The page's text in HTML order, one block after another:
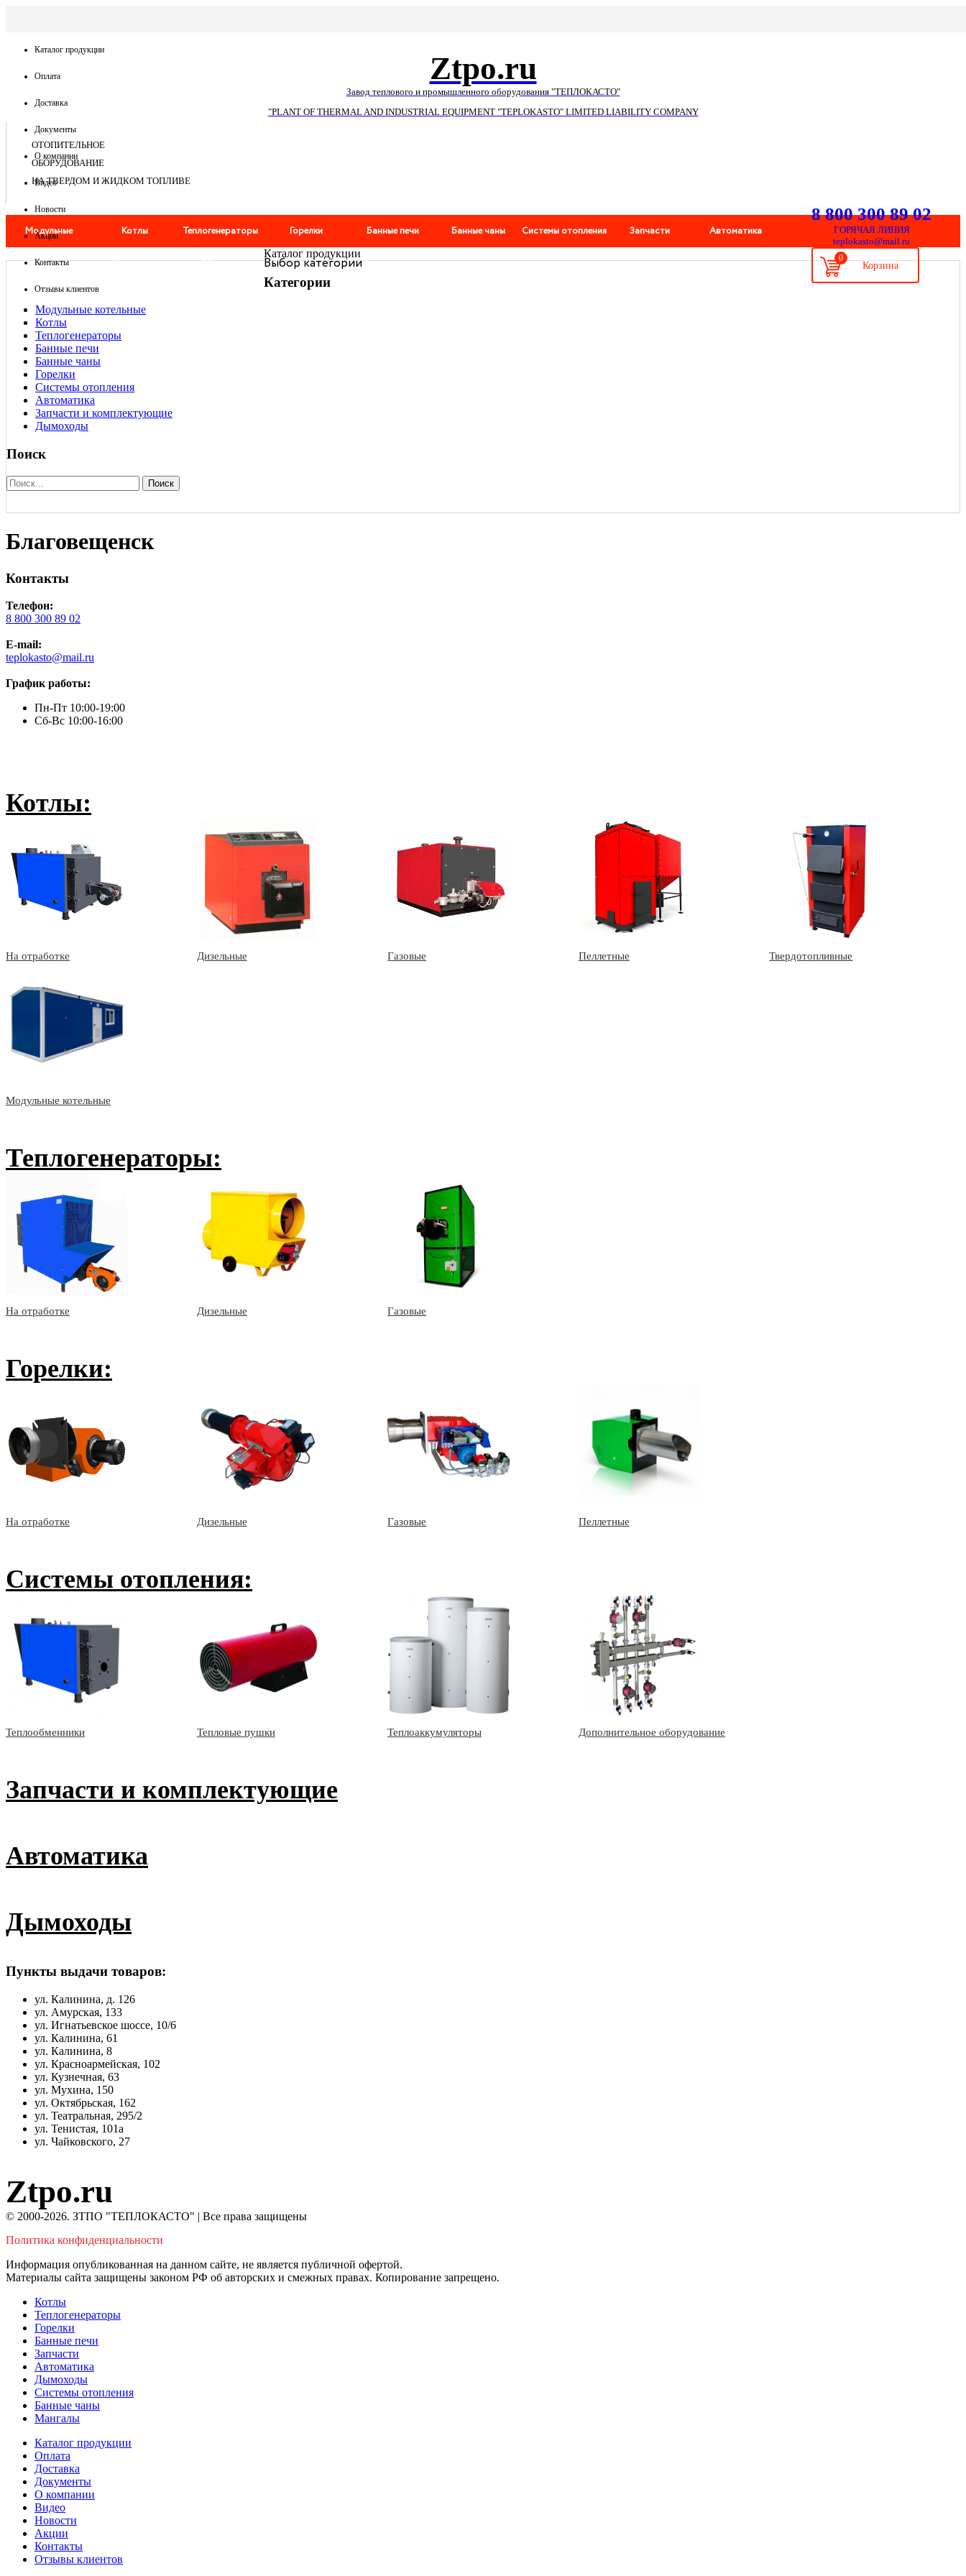
Каталог продукции
Оплата
Доставка
Документы
О компании
Видео
Новости
Акции
Контакты
Отзывы клиентов
Ztpo.ru
Завод теплового и промышленного оборудования "ТЕПЛОКАСТО"
"PLANT OF THERMAL AND INDUSTRIAL EQUIPMENT "TEPLOKASTO" LIMITED LIABILITY COMPANY
ОТОПИТЕЛЬНОЕ
ОБОРУДОВАНИЕ
НА ТВЕРДОМ И ЖИДКОМ ТОПЛИВЕ
8 800 300 89 02
ГОРЯЧАЯ ЛИНИЯ
teplokasto@mail.ru
0
Модульные
котельные
Котлы Теплогенераторы Горелки Банные печи Банные чаны Системы отопления Запчасти Автоматика
Дымоходы Мангалы Выбор категории
Каталог продукции
Категории
Модульные котельные
Котлы
Теплогенераторы
Банные печи
Банные чаны
Горелки
Системы отопления
Автоматика
Запчасти и комплектующие
Дымоходы
Поиск
Поиск
Благовещенск
Контакты
Телефон:
8 800 300 89 02
E-mail:
teplokasto@mail.ru
График работы:
Пн-Пт 10:00-19:00
Сб-Вс 10:00-16:00
Котлы:
На отработке Дизельные Газовые Пеллетные Твердотопливные
Модульные котельные
Теплогенераторы:
На отработке Дизельные Газовые
Горелки:
На отработке Дизельные Газовые Пеллетные
Системы отопления:
Теплообменники Тепловые пушки Теплоаккумуляторы Дополнительное оборудование
Запчасти и комплектующие
Автоматика
Дымоходы
Пункты выдачи товаров:
ул. Калинина, д. 126
ул. Амурская, 133
ул. Игнатьевское шоссе, 10/6
ул. Калинина, 61
ул. Калинина, 8
ул. Красноармейская, 102
ул. Кузнечная, 63
ул. Мухина, 150
ул. Октябрьская, 162
ул. Театральная, 295/2
ул. Тенистая, 101а
ул. Чайковского, 27
Ztpo.ru
© 2000-2026. ЗТПО "ТЕПЛОКАСТО" | Все права защищены
Политика конфиденциальности
Информация опубликованная на данном сайте, не является публичной офертой.
Материалы сайта защищены законом РФ об авторских и смежных правах. Копирование запрещено.
Котлы
Теплогенераторы
Горелки
Банные печи
Запчасти
Автоматика
Дымоходы
Системы отопления
Банные чаны
Мангалы
Каталог продукции
Оплата
Доставка
Документы
О компании
Видео
Новости
Акции
Контакты
Отзывы клиентов